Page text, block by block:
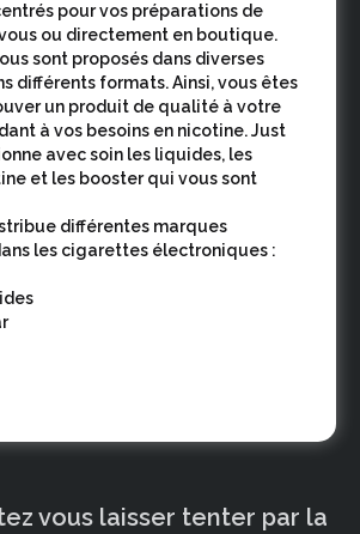
pour vos préparations de
ou directement en boutique.
sont proposés dans diverses
différents formats. Ainsi, vous êtes
un produit de qualité à votre
à vos besoins en nicotine. Just
avec soin les liquides, les
et les booster qui vous sont
différentes marques
les cigarettes électroniques :
vous laisser tenter par la